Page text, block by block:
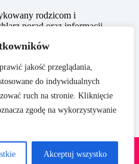
jakość przeglądania,
do indywidualnych
ruch na stronie. Kliknięcie
zgodę na wykorzystywanie
Akceptuj wszystko
rodzicom i
porad oraz informacji
codziennych wyzwaniach
w świadomym i
pokolenia.
O nas
Polityka Prywatności